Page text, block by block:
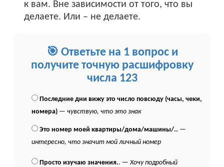
к вам. Вне зависимости от того, что вы
делаете. Или – не делаете.
🎯 Ответьте на 1 вопрос и
получите точную расшифровку
числа 123
Последние дни вижу это число повсюду (часы, чеки,
номера) —чувствую, что это знак
Это номер моей квартиры/дома/машины/.. —
интересно, что значит мой личный номер
Просто изучаю значения.. —Хочу подробный